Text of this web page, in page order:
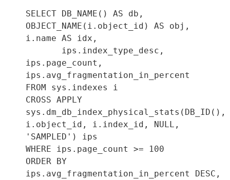
SELECT DB_NAME() AS db,
OBJECT_NAME(i.object_id) AS obj,
i.name AS idx,
ips.page_count,
ips.avg_fragmentation_in_percent
FROM sys.indexes i
CROSS APPLY
sys.dm_db_index_physical_stats(DB_ID(),
i.object_id, i.index_id, NULL,
'SAMPLED') ips
WHERE ips.page_count >= 100
ORDER BY
ips.avg_fragmentation_in_percent DESC,